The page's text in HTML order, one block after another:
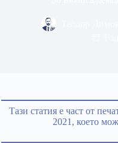
Тази статия е част от
2021, което